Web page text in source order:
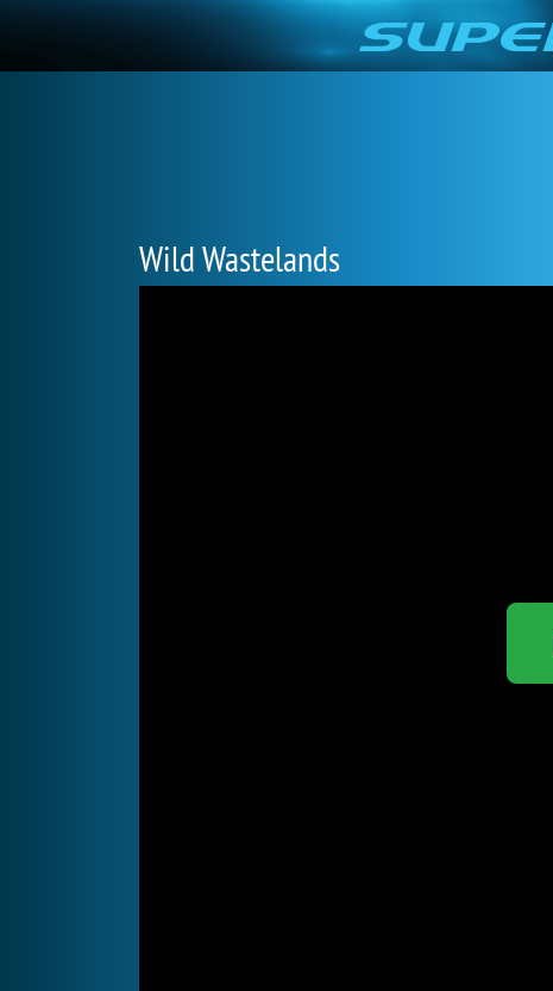
Wild Wastelands